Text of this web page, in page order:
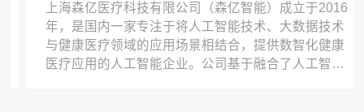
上海森亿医疗科技有限公司（森亿智能）成立于2016
年，是国内一家专注于将人工智能技术、大数据技术
与健康医疗领域的应用场景相结合，提供数智化健康
医疗应用的人工智能企业。公司基于融合了人工智能